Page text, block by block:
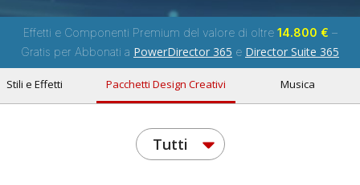
Effetti e Componenti Premium del valore di oltre 14.800 € –
Gratis per Abbonati a PowerDirector 365 e Director Suite 365
Stili e Effetti Pacchetti Design Creativi Musica
Tutti